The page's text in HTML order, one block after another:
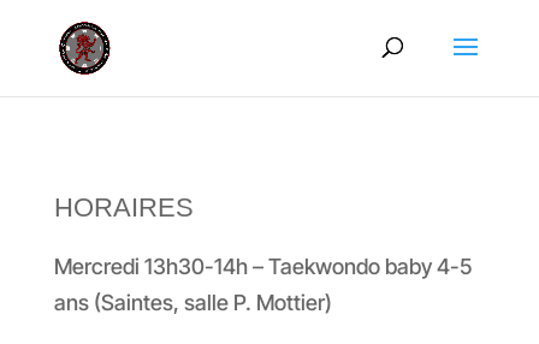
HORAIRES
Mercredi 13h30-14h – Taekwondo baby 4-5
ans (Saintes, salle P. Mottier)